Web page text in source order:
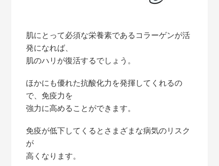
肌にとって必須な栄養素であるコラーゲンが活
発になれば、
肌のハリが復活するでしょう。
ほかにも優れた抗酸化力を発揮してくれるの
で、免疫力を
強力に高めることができます。
免疫が低下してくるとさまざまな病気のリスク
が
高くなります。